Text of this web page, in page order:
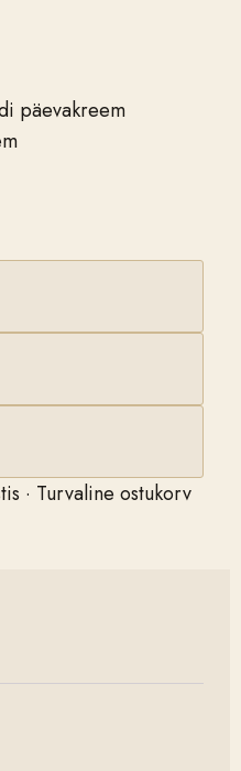
päevakreem
· Turvaline ostukorv